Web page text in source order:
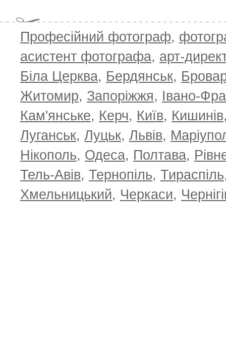
TOP 100 for May 2026 0 +6.59 ТОП 100
+4.30
Професійний фотограф,
асистент фотографа, арт-
Біла Церква, Бердянськ,
Житомир, Запоріжжя, Івано-
Кам'янське, Керч, Київ, Кишинів
Луганськ, Луцьк, Львів,
Нікополь, Одеса, Полтава,
Тель-Авів, Тернопіль, Тираспіль
Хмельницький, Черкаси,